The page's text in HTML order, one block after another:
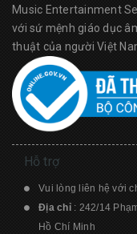
Music Entertainment
với sứ mệnh giáo dục
thuật của người Việt
Hỗ trợ
Vui lòng liên hệ với
Địa chỉ : 242/14
Hồ Chí Minh